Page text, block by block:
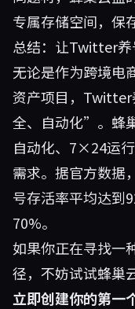
专属存储空间，保
总结：让Twitter养
无论是作为跨境电
资产项目，
全、自动化”。蜂
自动化、7×24运
需求。据官方数据
号存活率平均达到
70%。
如果你正在寻找一
径，不妨试试蜂巢
立即创建你的第一